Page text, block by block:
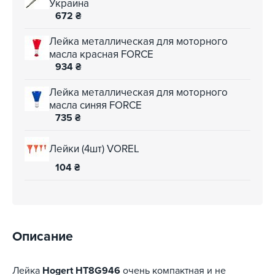
Украина
672 ₴
Лейка металлическая для моторного
масла красная FORCE
934 ₴
Лейка металлическая для моторного
масла синяя FORCE
735 ₴
Лейки (4шт) VOREL
104 ₴
Описание
Лейка Hogert HT8G946 очень компактная и не